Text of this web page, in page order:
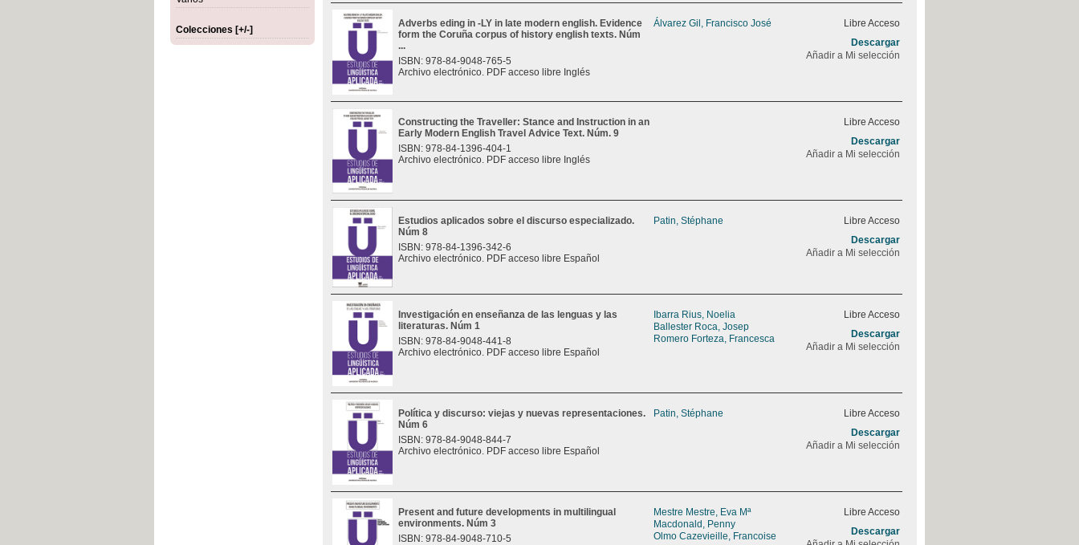
Colecciones [+/-]
Adverbs eding in -LY in late modern english. Evidence
form the Coruña corpus of history english texts. Núm
...
ISBN: 978-84-9048-765-5
Archivo electrónico. PDF acceso libre Inglés
Álvarez Gil, Francisco José
Libre Acceso
Descargar
Añadir a Mi selección
Constructing the Traveller: Stance and Instruction in an
Early Modern English Travel Advice Text. Núm. 9
ISBN: 978-84-1396-404-1
Archivo electrónico. PDF acceso libre Inglés
Libre Acceso
Descargar
Añadir a Mi selección
Estudios aplicados sobre el discurso especializado.
Núm 8
ISBN: 978-84-1396-342-6
Archivo electrónico. PDF acceso libre Español
Patin, Stéphane
Libre Acceso
Descargar
Añadir a Mi selección
Investigación en enseñanza de las lenguas y las
literaturas. Núm 1
ISBN: 978-84-9048-441-8
Archivo electrónico. PDF acceso libre Español
Ibarra Rius, Noelia
Ballester Roca, Josep
Romero Forteza, Francesca
Libre Acceso
Descargar
Añadir a Mi selección
Política y discurso: viejas y nuevas representaciones.
Núm 6
ISBN: 978-84-9048-844-7
Archivo electrónico. PDF acceso libre Español
Patin, Stéphane
Libre Acceso
Descargar
Añadir a Mi selección
Present and future developments in multilingual
environments. Núm 3
ISBN: 978-84-9048-710-5
Mestre Mestre, Eva Mª
Macdonald, Penny
Olmo Cazevieille, Francoise
Libre Acceso
Descargar